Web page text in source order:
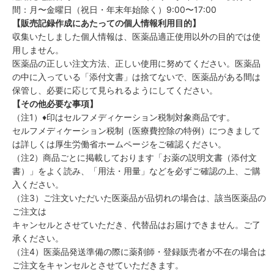
間：月〜金曜日（祝日・年末年始除く）9:00〜17:00
【販売記録作成にあたっての個人情報利用目的】
収集いたしました個人情報は、医薬品適正使用以外の目的では使
用しません。
医薬品の正しい注文方法、正しい使用に努めてください。医薬品
の中に入っている「添付文書」は捨てないで、医薬品がある間は
保管し、必要に応じて見られるようにしてください。
【その他必要な事項】
（注1）♦印はセルフメディケーション税制対象商品です。
セルフメディケーション税制（医療費控除の特例）につきまして
は詳しくは厚生労働省ホームページをご確認ください。
（注2）商品ごとに掲載しております「お薬の説明文書（添付文
書）」をよく読み、「用法・用量」などを必ずご確認の上、ご購
入ください。
（注3）ご注文いただいた医薬品が品切れの場合は、該当医薬品の
ご注文は
キャンセルとさせていただき、代替品はお届けできません。ご了
承ください。
（注4）医薬品発送準備の際に薬剤師・登録販売者が不在の場合は
ご注文をキャンセルとさせていただきます。